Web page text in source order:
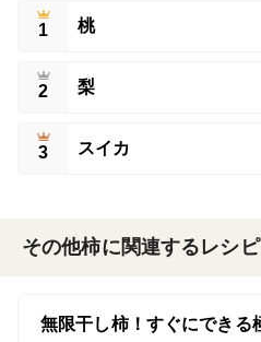
1 桃
2 梨
3 スイカ
その他柿に関連するレシピ